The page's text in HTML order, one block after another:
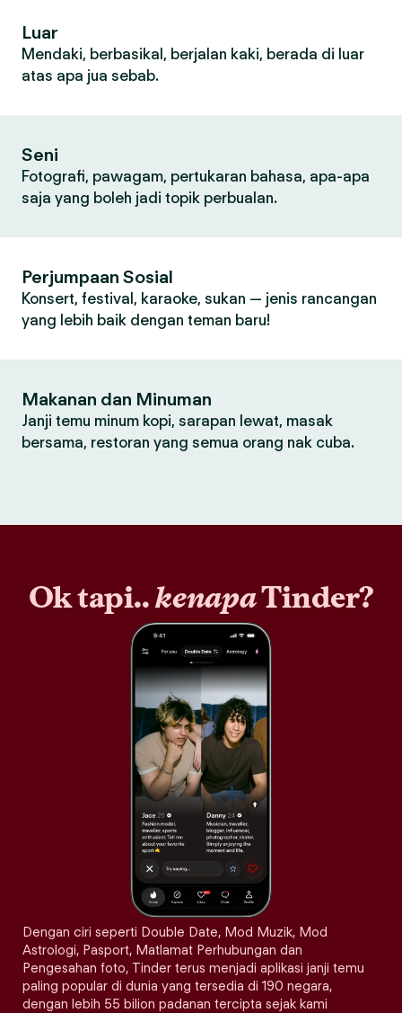
Luar
Mendaki, berbasikal, berjalan kaki, berada di luar
atas apa jua sebab.
Seni
Fotografi, pawagam, pertukaran bahasa, apa-apa
saja yang boleh jadi topik perbualan.
Perjumpaan Sosial
Konsert, festival, karaoke, sukan — jenis rancangan
yang lebih baik dengan teman baru!
Makanan dan Minuman
Janji temu minum kopi, sarapan lewat, masak
bersama, restoran yang semua orang nak cuba.
Ok tapi..kenapaTinder?
Dengan ciri seperti Double Date, Mod Muzik, Mod
Astrologi, Pasport, Matlamat Perhubungan dan
Pengesahan foto, Tinder terus menjadi aplikasi janji temu
paling popular di dunia yang tersedia di 190 negara,
dengan lebih 55 bilion padanan tercipta sejak kami